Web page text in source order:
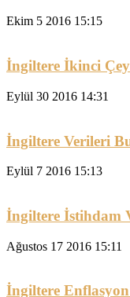
Ekim 5 2016 15:15
İngiltere İkinci
Eylül 30 2016 14:31
İngiltere Verileri
Eylül 7 2016 15:13
İngiltere İstihdam
Ağustos 17 2016 15:11
İngiltere Enflasyon